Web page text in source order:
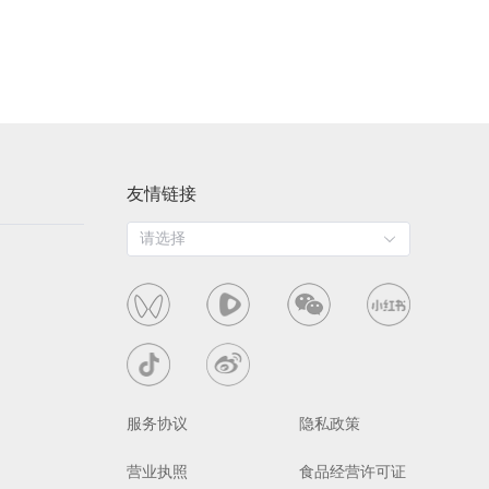
友情链接
请选择
服务协议 隐私政策
营业执照 食品经营许可证